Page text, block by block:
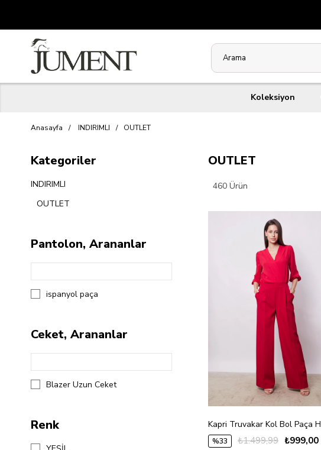
Koleksiyon
Anasayfa INDIRIMLI OUTLET
Kategoriler
INDIRIMLI
OUTLET
Pantolon, Arananlar
ispanyol paça
Ceket, Arananlar
Blazer Uzun Ceket
Renk
OUTLET
460 Ürün
%33 ₺999,00
₺1.499,99